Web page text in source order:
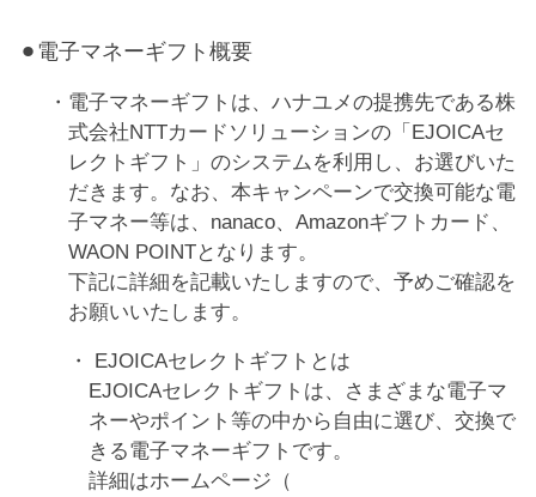
⚫︎電子マネーギフト概要
電子マネーギフトは、ハナユメの提携先である株
式会社NTTカードソリューションの「EJOICAセ
レクトギフト」のシステムを利用し、お選びいた
だきます。なお、本キャンペーンで交換可能な電
子マネー等は、nanaco、Amazonギフトカード、
WAON POINTとなります。
下記に詳細を記載いたしますので、予めご確認を
お願いいたします。
EJOICAセレクトギフトとは
EJOICAセレクトギフトは、さまざまな電子マ
ネーやポイント等の中から自由に選び、交換で
きる電子マネーギフトです。
詳細はホームページ（